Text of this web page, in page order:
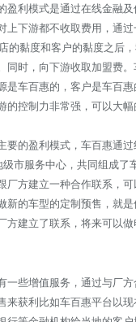
盈利模式是通过在线金融
上下游都不收取费用，通
的黏度和客户的黏度之后
同时，向下游收取加盟费
是车百惠的，客户是车百
的控制力非常强，可以大幅
要的盈利模式，车百惠通
市服务中心，共同组成了
厂方建立一种合作联系，
新的车型的定制预售，就
方建立了联系，将来可以
一些增值服务，通过与厂
来获利比如车百惠平台以